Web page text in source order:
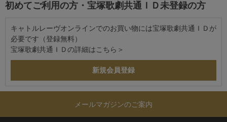
初めてご利用の方・宝塚歌劇共通ＩＤ未登録の方
キャトルレーヴオンラインでのお買い物には宝塚歌劇共通ＩＤが
必要です（登録無料）
宝塚歌劇共通ＩＤの詳細は こちら＞
メールマガジンのご案内